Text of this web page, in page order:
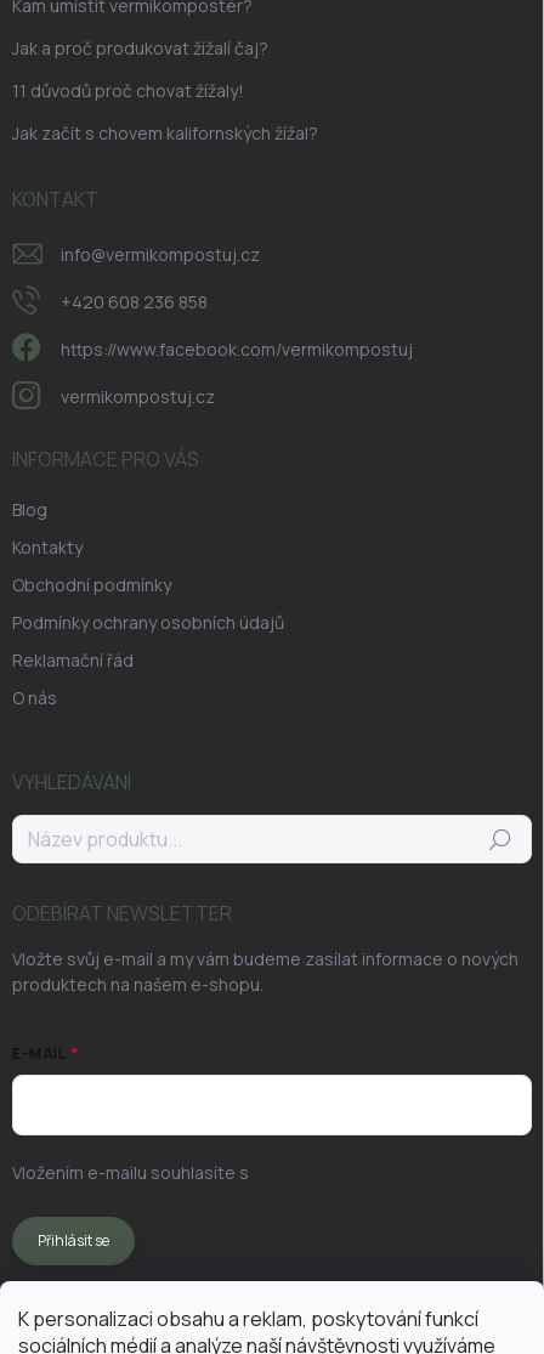
K personalizaci obsahu a reklam, poskytování funkcí
sociálních médií a analýze naší návštěvnosti využíváme
Kam umístit vermikompostér?
Jak a proč produkovat žížalí čaj?
11 důvodů proč chovat žížaly!
Jak začít s chovem kalifornských žížal?
KONTAKT
info@vermikompostuj.cz
+420 608 236 858
https://www.facebook.com/vermikompostuj
vermikompostuj.cz
INFORMACE PRO VÁS
Blog
Kontakty
Obchodní podmínky
Podmínky ochrany osobních údajů
Reklamační řád
O nás
VYHLEDÁVÁNÍ
Hledat
ODEBÍRAT NEWSLETTER
Vložte svůj e-mail a my vám budeme zasílat informace o nových
produktech na našem e-shopu.
E-MAIL
Vložením e-mailu souhlasíte s
Přihlásit se